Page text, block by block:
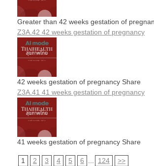
Greater than 42 weeks gestation of
Z3A.42 42 weeks gestation of pregnancy
42 weeks gestation of pregnancy Share
Z3A.41 41 weeks gestation of pregnancy
41 weeks gestation of pregnancy Share
1 2 3 4 5 6 124 >>